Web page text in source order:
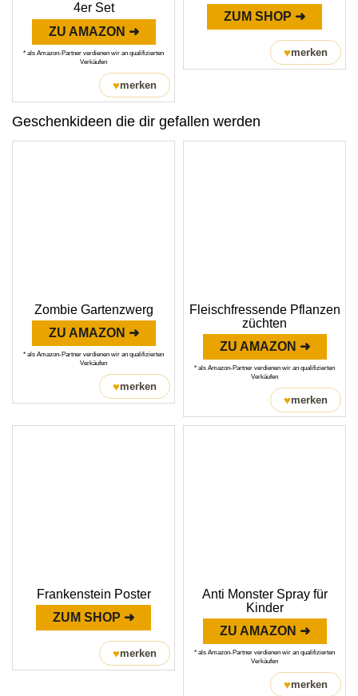
4er Set
ZU AMAZON ➜
* als Amazon-Partner verdienen wir an qualifizierten
Verkäufen
♥merken
ZUM SHOP ➜
♥merken
Geschenkideen die dir gefallen werden
Zombie Gartenzwerg
ZU AMAZON ➜
* als Amazon-Partner verdienen wir an qualifizierten
Verkäufen
♥merken
Fleischfressende Pflanzen
züchten
ZU AMAZON ➜
* als Amazon-Partner verdienen wir an qualifizierten
Verkäufen
♥merken
Frankenstein Poster
ZUM SHOP ➜
♥merken
Anti Monster Spray für
Kinder
ZU AMAZON ➜
* als Amazon-Partner verdienen wir an qualifizierten
Verkäufen
♥merken